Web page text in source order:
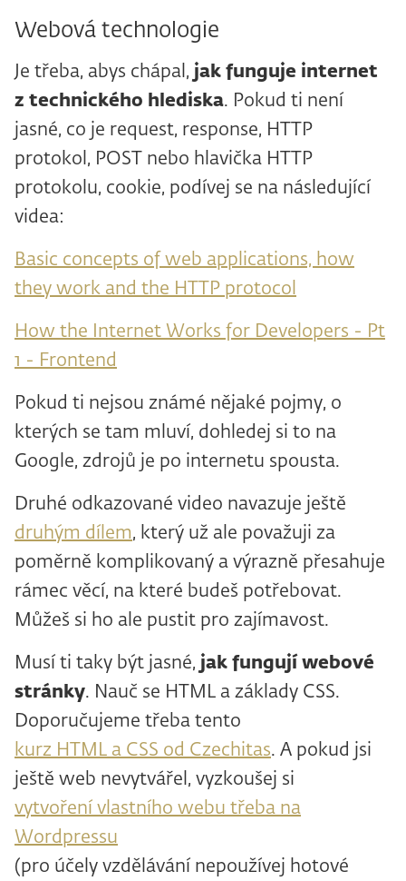
Webová technologie
Je třeba, abys chápal, jak funguje internet
z technického hlediska. Pokud ti není
jasné, co je request, response, HTTP
protokol, POST nebo hlavička HTTP
protokolu, cookie, podívej se na následující
videa:
Basic concepts of web applications, how
they work and the HTTP protocol
How the Internet Works for Developers - Pt
1 - Frontend
Pokud ti nejsou známé nějaké pojmy, o
kterých se tam mluví, dohledej si to na
Google, zdrojů je po internetu spousta.
Druhé odkazované video navazuje ještě
druhým dílem, který už ale považuji za
poměrně komplikovaný a výrazně přesahuje
rámec věcí, na které budeš potřebovat.
Můžeš si ho ale pustit pro zajímavost.
Musí ti taky být jasné, jak fungují webové
stránky. Nauč se HTML a základy CSS.
Doporučujeme třeba tento
kurz HTML a CSS od Czechitas. A pokud jsi
ještě web nevytvářel, vyzkoušej si
vytvoření vlastního webu třeba na
Wordpressu
(pro účely vzdělávání nepoužívej hotové